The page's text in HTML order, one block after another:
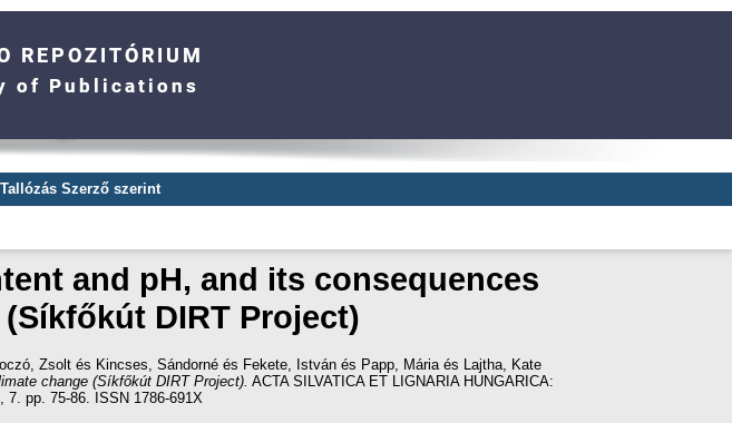
Tallózás Szerző szerint
and pH, and its consequences
DIRT Project)
Zsolt és Kincses, Sándorné és Fekete, István és Papp, Mária és
Lajtha, Kate
change (Síkfőkút DIRT Project). ACTA SILVATICA ET LIGNARIA HUNGARICA:
7. pp. 75-86. ISSN 1786-691X